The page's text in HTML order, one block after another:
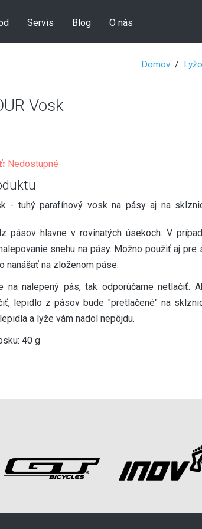
Servis Blog O nás
Domov
Vosk
Nedostupné
- tuhý parafínový vosk na pásy aj na
pásov hlavne v rovinatých úsekoch. V
snehu na pásy. Možno použiť aj
nanášať na zloženom páse.
na nalepený pás, tak odporúčame netlačiť.
lepidlo z pásov bude "pretlačené" na
a lyže vám nadol nepôjdu.
40 g